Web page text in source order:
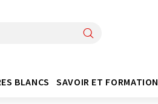
BLANCS SAVOIR ET FORMATION